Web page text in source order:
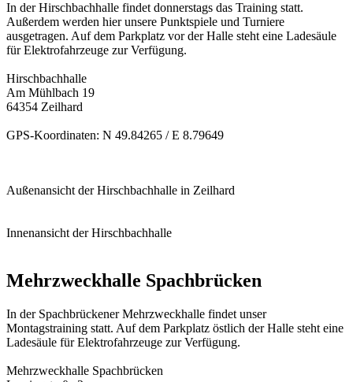
In der Hirschbachhalle findet donnerstags das Training statt.
Außerdem werden hier unsere Punktspiele und Turniere
ausgetragen. Auf dem Parkplatz vor der Halle steht eine Ladesäule
für Elektrofahrzeuge zur Verfügung.
Hirschbachhalle
Am Mühlbach 19
64354 Zeilhard
GPS-Koordinaten: N 49.84265 / E 8.79649
Außenansicht der Hirschbachhalle in Zeilhard
Innenansicht der Hirschbachhalle
Mehrzweckhalle Spachbrücken
In der Spachbrückener Mehrzweckhalle findet unser
Montagstraining statt. Auf dem Parkplatz östlich der Halle steht eine
Ladesäule für Elektrofahrzeuge zur Verfügung.
Mehrzweckhalle Spachbrücken